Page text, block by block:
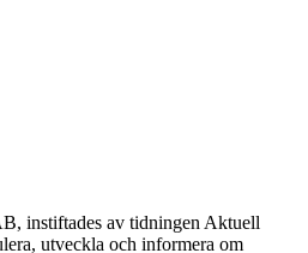
instiftades av tidningen Aktuell
utveckla och informera om